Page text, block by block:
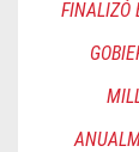
FINALIZÓ